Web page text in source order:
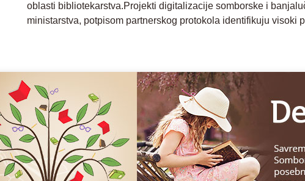
oblasti bibliotekarstva.Projekti digitalizacije somborske i
ministarstva, potpisom partnerskog protokola identifikuju visoki